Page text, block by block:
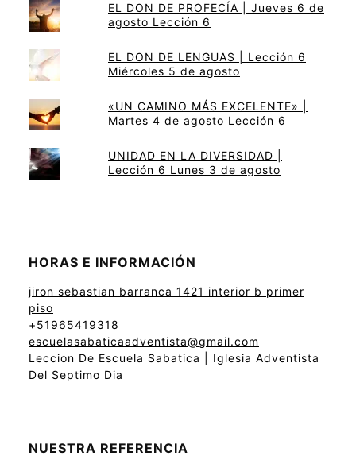
EL DON DE PROFECÍA | Jueves 6 de
agosto Lección 6
EL DON DE LENGUAS | Lección 6
Miércoles 5 de agosto
«UN CAMINO MÁS EXCELENTE» |
Martes 4 de agosto Lección 6
UNIDAD EN LA DIVERSIDAD |
Lección 6 Lunes 3 de agosto
HORAS E INFORMACIÓN
jiron sebastian barranca 1421 interior b primer
piso
+51965419318
escuelasabaticaadventista@gmail.com
Leccion De Escuela Sabatica | Iglesia Adventista
Del Septimo Dia
NUESTRA REFERENCIA